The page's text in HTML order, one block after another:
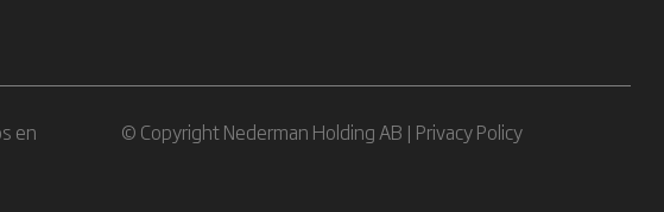
en
© Copyright Nederman Holding AB | Privacy Policy